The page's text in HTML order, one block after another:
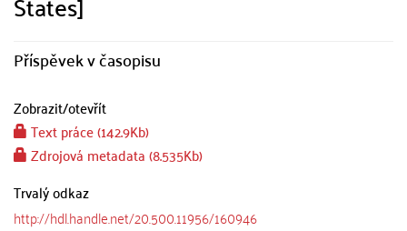
Příspěvek v časopisu
Zobrazit/otevřít
Text práce (142.9Kb)
Zdrojová metadata (8.535Kb)
Trvalý odkaz
http://hdl.handle.net/20.500.11956/160946